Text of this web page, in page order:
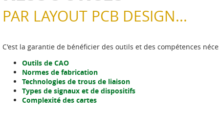
PAR LAYOUT PCB DESIGN...
C'est la garantie de bénéficier des outils et des compétences
Outils de CAO
Normes de fabrication
Technologies de trous de liaison
Types de signaux et de dispositifs
Complexité des cartes